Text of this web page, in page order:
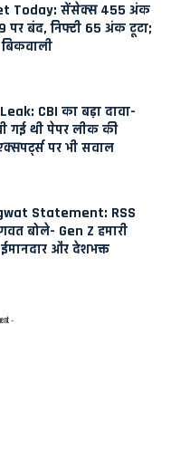
Today: सेंसेक्स 455 अंक
पर बंद, निफ्टी 65 अंक टूटा;
CBI का बड़ा दावा-
गई थी पेपर लीक की
पर भी सवाल
Statement: RSS
बोले- Gen Z हमारी
और देशभक्त
-